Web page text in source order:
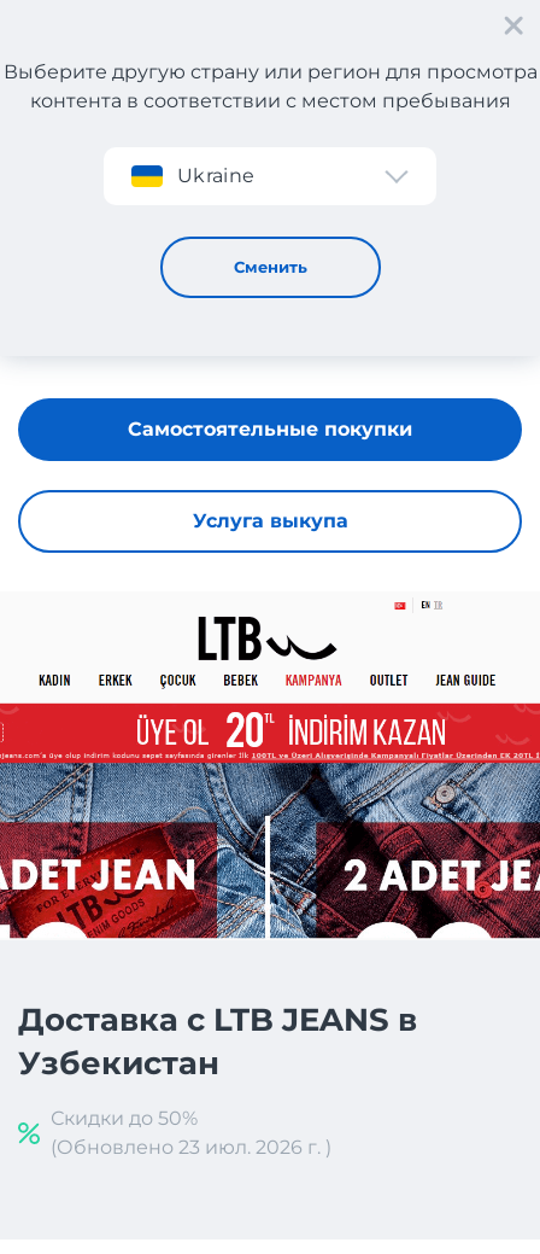
Регистрация
Выберите другую страну или регион для просмотра
контента в соответствии с местом пребывания
Ukraine
Сменить
LTB JEANS
Услуга выкупа
Самостоятельные покупки
Доставка с LTB JEANS в
Узбекистан
Скидки до 50%
(Обновлено 23 июл. 2026 г. )